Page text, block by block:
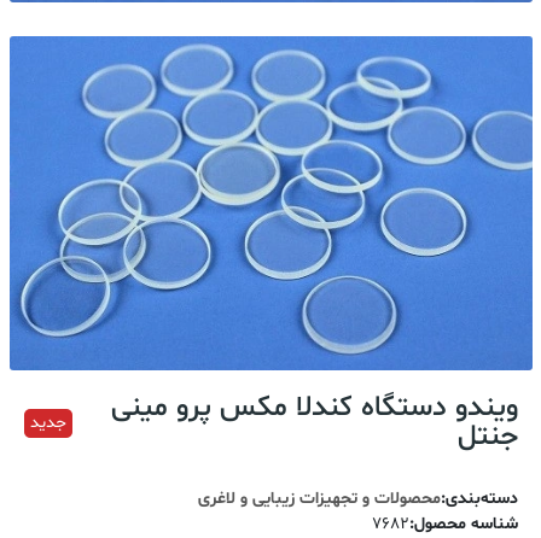
ویندو دستگاه کندلا مکس پرو مینی
جنتل جدید
دسته‌بندی:محصولات و تجهیزات زیبایی و لاغری
شناسه محصول:
7682